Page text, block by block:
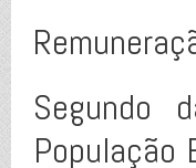
Segundo
População